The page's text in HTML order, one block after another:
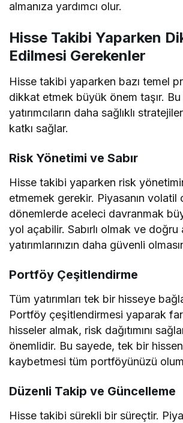
almanıza yardımcı olur.
Hisse Takibi Yaparken
Edilmesi Gerekenler
Hisse takibi yaparken bazı temel
dikkat etmek büyük önem taşır.
yatırımcıların daha sağlıklı
katkı sağlar.
Risk Yönetimi ve Sabır
Hisse takibi yaparken risk
etmemek gerekir. Piyasanın volatil
dönemlerde aceleci davranmak
yol açabilir. Sabırlı olmak ve
yatırımlarınızın daha güvenli
Portföy Çeşitlendirme
Tüm yatırımları tek bir hisseye
Portföy çeşitlendirmesi yaparak
hisseler almak, risk dağıtımını
önemlidir. Bu sayede, tek bir
kaybetmesi tüm portföyünüzü
Düzenli Takip ve Güncelleme
Hisse takibi sürekli bir süreçtir.